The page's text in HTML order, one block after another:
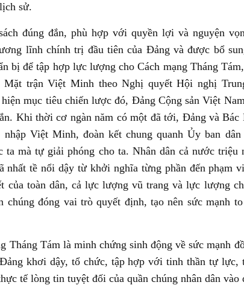
sử.
đúng đắn, phù hợp với quyền lợi và nguyện
lĩnh chính trị đầu tiên của Đảng và được bổ
bị để tập hợp lực lượng cho Cách mạng Tháng
Mặt trận Việt Minh theo Nghị quyết Hội nghị
mục tiêu chiến lược đó, Đảng Cộng sản Việt
Khi thời cơ ngàn năm có một đã tới, Đảng và
nhập Việt Minh, đoàn kết chung quanh Ủy ban
ta mà tự giải phóng cho ta. Nhân dân cả nước
nhất tề nổi dậy từ khởi nghĩa từng phần đến phạm
của toàn dân, cả lực lượng vũ trang và lực lượng
chúng đóng vai trò quyết định, tạo nên sức mạnh
Tháng Tám là minh chứng sinh động về sức mạnh
khơi dậy, tổ chức, tập hợp với tinh thần tự lực,
tế lòng tin tuyệt đối của quần chúng nhân dân